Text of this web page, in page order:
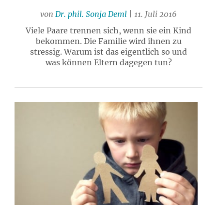
von Dr. phil. Sonja Deml | 11. Juli 2016
Viele Paare trennen sich, wenn sie ein Kind
bekommen. Die Familie wird ihnen zu
stressig. Warum ist das eigentlich so und
was können Eltern dagegen tun?